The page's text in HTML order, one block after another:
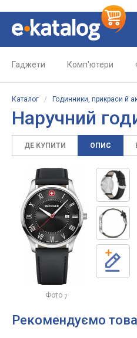
Гаджети Комп'ютери
Каталог / Годинники, прикраси й
Наручний
ДЕ КУПИТИ ОПИС
Фото 7
Рекомендуємо